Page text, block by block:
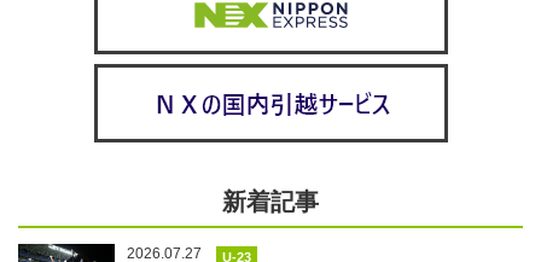
新着記事
2026.07.27 U-23